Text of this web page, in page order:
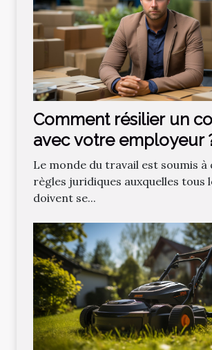
Comment résilier un
avec votre employeur
Le monde du travail est soumis à
règles juridiques auxquelles tous
doivent se...